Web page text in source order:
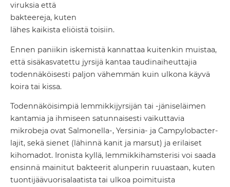
viruksia että
bakteereja, kuten
lähes kaikista eliöistä toisiin.
Ennen paniikin iskemistä kannattaa kuitenkin muistaa,
että sisäkasvatettu jyrsijä kantaa taudinaiheuttajia
todennäköisesti paljon vähemmän kuin ulkona käyvä
koira tai kissa.
Todennäköisimpiä lemmikkijyrsijän tai -jäniseläimen
kantamia ja ihmiseen satunnaisesti vaikuttavia
mikrobeja ovat Salmonella-, Yersinia- ja Campylobacter-
lajit, sekä sienet (lähinnä kanit ja marsut) ja erilaiset
kihomadot. Ironista kyllä, lemmikkihamsterisi voi saada
ensinnä mainitut bakteerit alunperin ruuastaan, kuten
tuontijäävuorisalaatista tai ulkoa poimituista